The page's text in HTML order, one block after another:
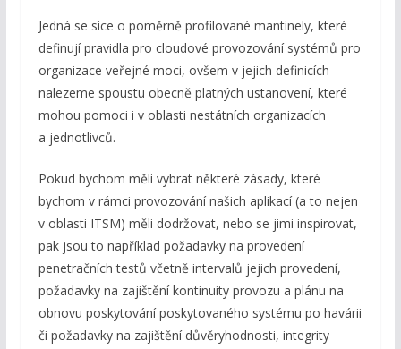
Jedná se sice o poměrně profilované mantinely, které
definují pravidla pro cloudové provozování systémů pro
organizace veřejné moci, ovšem v jejich definicích
nalezeme spoustu obecně platných ustanovení, které
mohou pomoci i v oblasti nestátních organizacích
a jednotlivců.
Pokud bychom měli vybrat některé zásady, které
bychom v rámci provozování našich aplikací (a to nejen
v oblasti ITSM) měli dodržovat, nebo se jimi inspirovat,
pak jsou to například požadavky na provedení
penetračních testů včetně intervalů jejich provedení,
požadavky na zajištění kontinuity provozu a plánu na
obnovu poskytování poskytovaného systému po havárii
či požadavky na zajištění důvěryhodnosti, integrity